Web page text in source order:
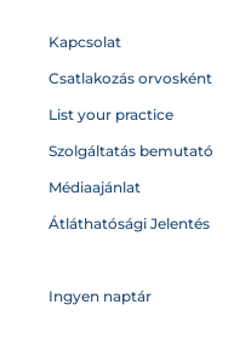
Kapcsolat
Csatlakozás orvosként
List your practice
Szolgáltatás bemutató
Médiaajánlat
Átláthatósági Jelentés
Ingyen naptár